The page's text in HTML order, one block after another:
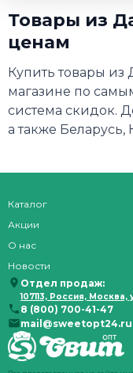
Товары из
ценам
Купить товары из
магазине по
система скидок.
а также Беларусь,
Каталог
Акции
О нас
Новости
Отдел продаж:
107113, Россия,
8 (800) 700-41-47
mail@sweetopt24.ru